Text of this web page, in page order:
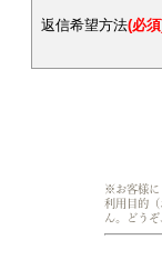
返信希望方法(必
※お客様に
利用目的
ん。どう